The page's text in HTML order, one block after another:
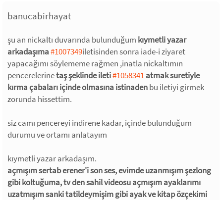
banucabirhayat
şu an nickaltı duvarında bulunduğum kıymetli yazar
arkadaşıma#1007349iletisinden sonra iade-i ziyaret
yapacağımı söylememe rağmen ,inatla nickaltımın
pencerelerinetaş şeklinde ileti#1058341atmak suretiyle
kırma çabaları içinde olmasına istinadenbu iletiyi girmek
zorunda hissettim.
siz camı pencereyi indirene kadar, içinde bulunduğum
durumu ve ortamı anlatayım
kıymetli yazar arkadaşım.
açmışım sertab erener'i son ses, evimde uzanmışım şezlong
gibi koltuğuma, tv den sahil videosu açmışım ayaklarımı
uzatmışım sanki tatildeymişim gibi ayak ve kitap özçekimi